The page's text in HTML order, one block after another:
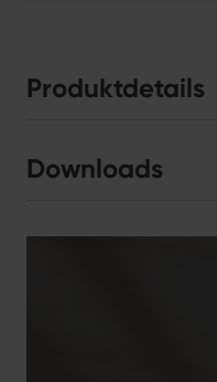
Produktdetails
Downloads